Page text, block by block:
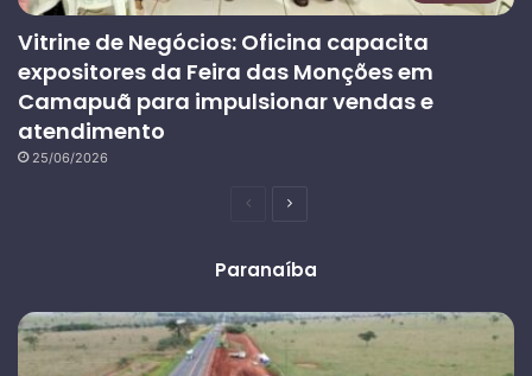
Vitrine de Negócios: Oficina capacita
expositores da Feira das Monções em
Camapuã para impulsionar vendas e
atendimento
25/06/2026
PáginaPróxima
Paranaíba